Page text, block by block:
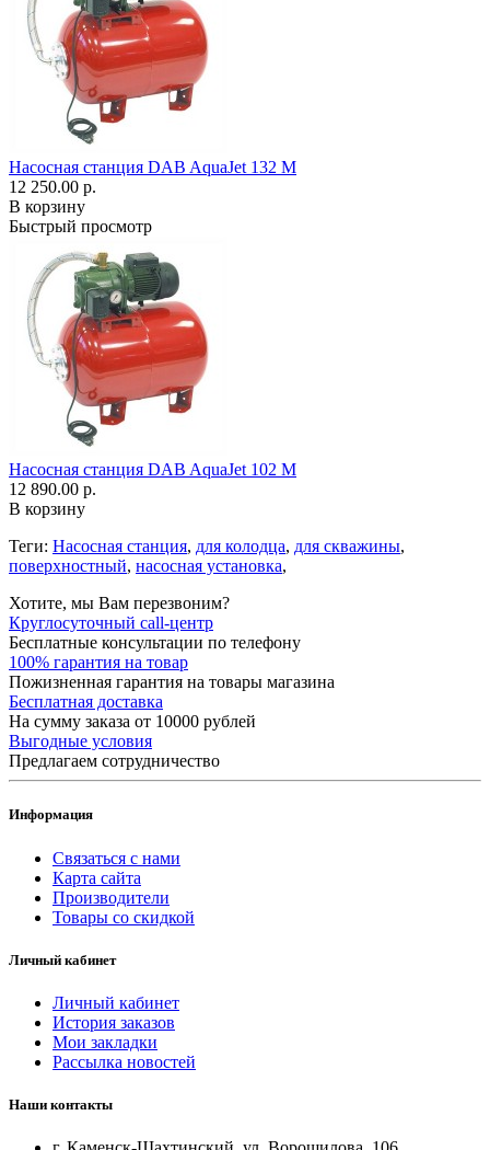
Насосная станция DAB AquaJet 132 M
12 250.00 р.
В корзину
Быстрый просмотр
Насосная станция DAB AquaJet 102 M
12 890.00 р.
В корзину
Теги: Насосная станция, для колодца, для скважины,
поверхностный, насосная установка,
Хотите, мы Вам перезвоним?
Круглосуточный call-центр
Бесплатные консультации по телефону
100% гарантия на товар
Пожизненная гарантия на товары магазина
Бесплатная доставка
На сумму заказа от 10000 рублей
Выгодные условия
Предлагаем сотрудничество
Информация
Связаться с нами
Карта сайта
Производители
Товары со скидкой
Личный кабинет
Личный кабинет
История заказов
Мои закладки
Рассылка новостей
Наши контакты